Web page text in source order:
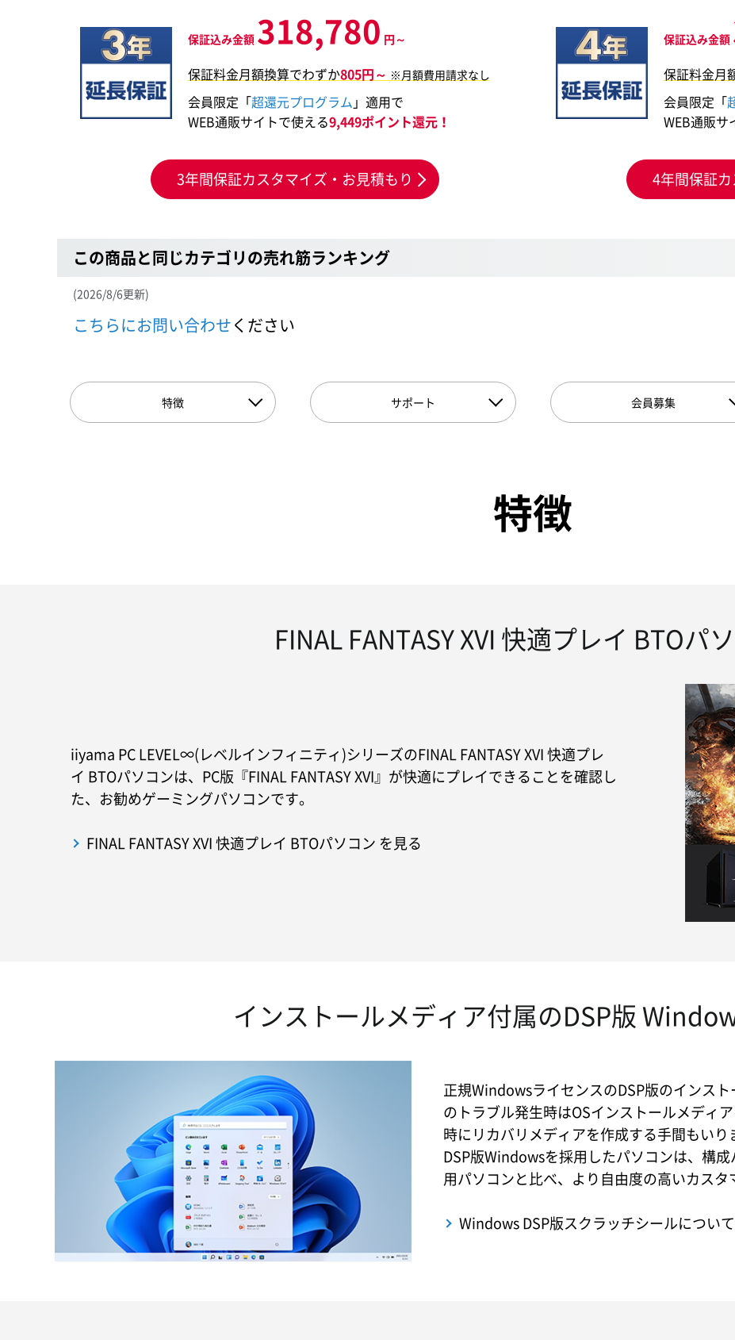
保証込み金額 318,780 円～
保証料金月額換算でわずか805円～ ※月額費用請求なし
会員限定「超還元プログラム 」適用で
WEB通販サイトで使える9,449ポイント還元！
3年間保証カスタマイズ・お見積もり
保証込み金額
保証料金月
会員限定「
WEB通販サ
4年間保証
この商品と同じカテゴリの売れ筋ランキング
(2026/8/6更新)
こちらにお問い合わせください
特徴 サポート 会員募集
特徴
FINAL FANTASY XVI 快適プレイ BTOパ
iiyama PC LEVEL∞(レベルインフィニティ)シリーズのFINAL FANTASY XVI 快適プレ
イ BTOパソコンは、PC版『FINAL FANTASY XVI』が快適にプレイできることを確認し
た、お勧めゲーミングパソコンです。
FINAL FANTASY XVI 快適プレイ BTOパソコン を見る
インストールメディア付属のDSP版
正規WindowsライセンスのDSP版のインス
のトラブル発生時はOSインストールメディ
時にリカバリメディアを作成する手間もいり
DSP版Windowsを採用したパソコンは、構
用パソコンと比べ、より自由度の高いカスタ
Windows DSP版スクラッチシールについ